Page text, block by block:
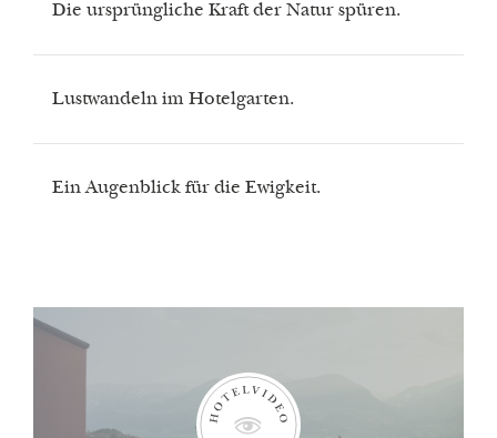
Die ursprüngliche Kraft der Natur spüren.
Lustwandeln im Hotelgarten.
Ein Augenblick für die Ewigkeit.